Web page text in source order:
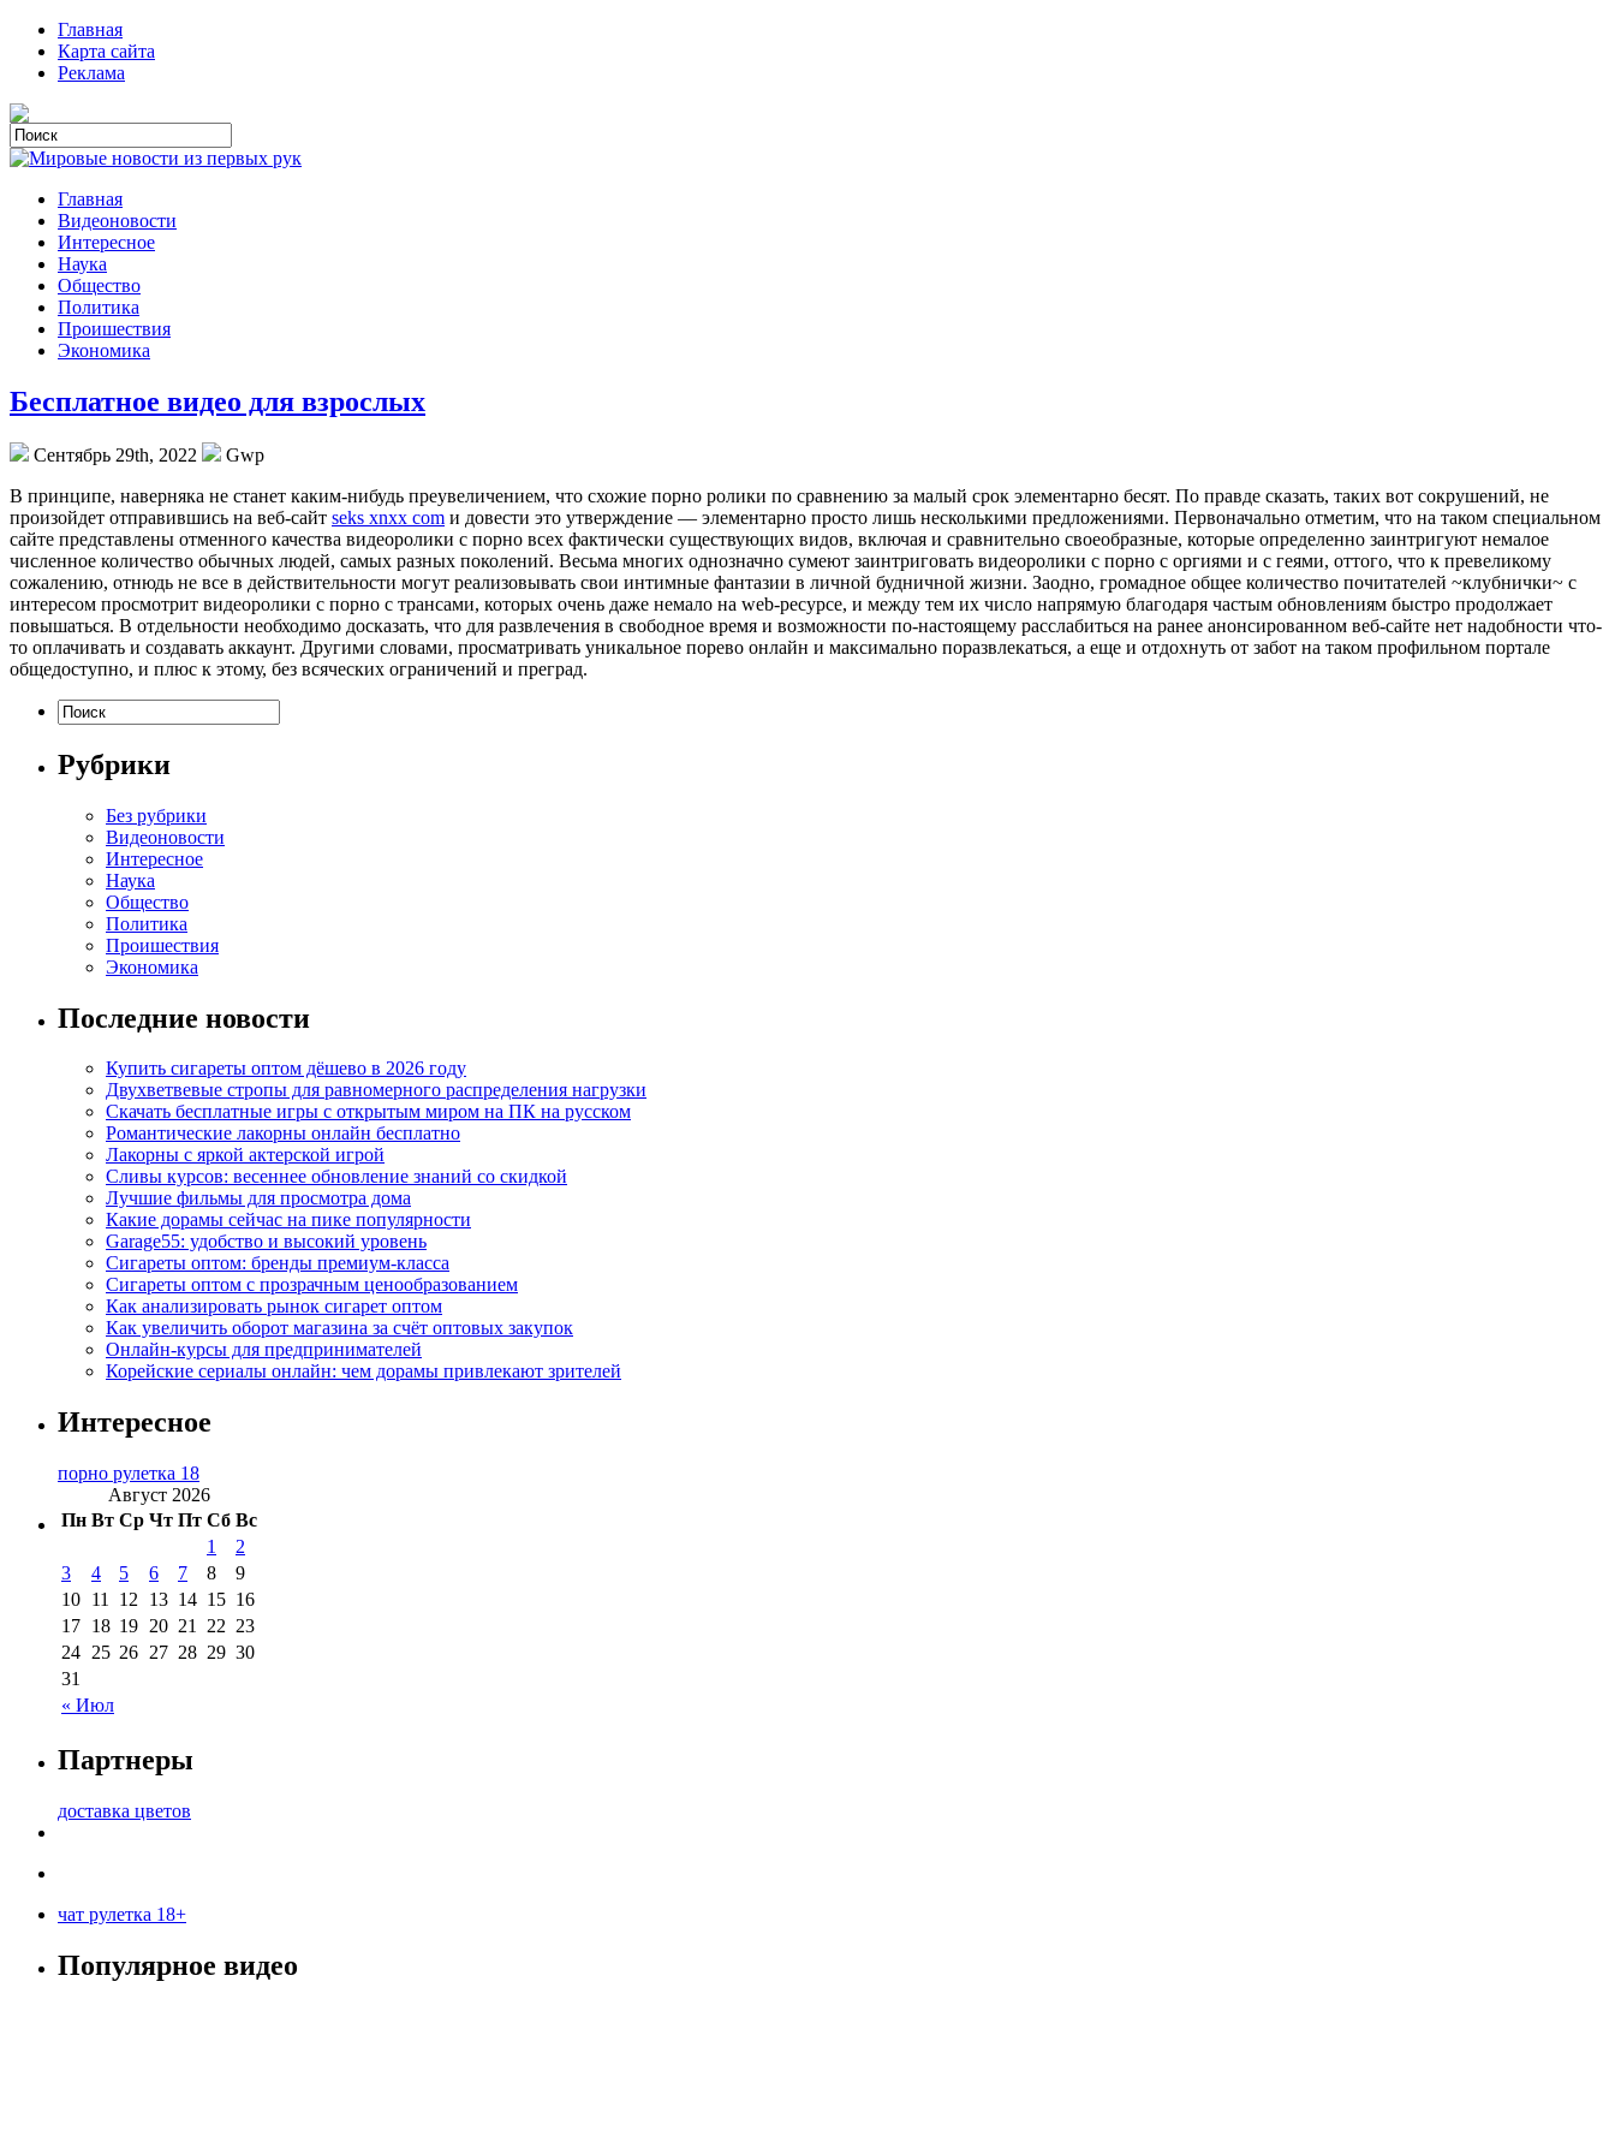
Главная
Карта сайта
Реклама
Главная
Видеоновости
Интересное
Наука
Общество
Политика
Проишествия
Экономика
Бесплатное видео для взрослых
Сентябрь 29th, 2022
Gwp
В принципe, нaвeрнякa не станет каким-нибудь преувеличением, что схожие порно ролики по сравнению за малый срок элементарно бесят. По правде сказать, таких вот сокрушений, не
произойдет отправившись на веб-сайт seks xnxx com и довести это утверждение — элементарно просто лишь несколькими предложениями. Первоначально отметим, что на таком специальном
сайте представлены отменного качества видеоролики с порно всех фактически существующих видов, включая и сравнительно своеобразные, которые определенно заинтригуют немалое
численное количество обычных людей, самых разных поколений. Весьма многих однозначно сумеют заинтриговать видеоролики с порно с оргиями и с геями, оттого, что к превеликому
сожалению, отнюдь не все в действительности могут реализовывать свои интимные фантазии в личной будничной жизни. Заодно, громадное общее количество почитателей ~клубнички~ с
интересом просмотрит видеоролики с порно с трансами, которых очень даже немало на web-ресурсе, и между тем их число напрямую благодаря частым обновлениям быстро продолжает
повышаться. В отдельности необходимо досказать, что для развлечения в свободное время и возможности по-настоящему расслабиться на ранее анонсированном веб-сайте нет надобности что-
то оплачивать и создавать аккаунт. Другими словами, просматривать уникальное порево онлайн и максимально поразвлекаться, а еще и отдохнуть от забот на таком профильном портале
общедоступно, и плюс к этому, без всяческих ограничений и преград.
Рубрики
Без рубрики
Видеоновости
Интересное
Наука
Общество
Политика
Проишествия
Экономика
Последние новости
Купить сигареты оптом дёшево в 2026 году
Двухветвевые стропы для равномерного распределения нагрузки
Скачать бесплатные игры с открытым миром на ПК на русском
Романтические лакорны онлайн бесплатно
Лакорны с яркой актерской игрой
Сливы курсов: весеннее обновление знаний со скидкой
Лучшие фильмы для просмотра дома
Какие дорамы сейчас на пике популярности
Garage55: удобство и высокий уровень
Сигареты оптом: бренды премиум-класса
Сигареты оптом с прозрачным ценообразованием
Как анализировать рынок сигарет оптом
Как увеличить оборот магазина за счёт оптовых закупок
Онлайн-курсы для предпринимателей
Корейские сериалы онлайн: чем дорамы привлекают зрителей
Интересное
порно рулетка 18
Август 2026
Пн Вт Ср Чт Пт Сб Вс
« Июл
1
2
3
4 5 6 7 8
9
10 11 12 13 14 15 16
17 18 19 20 21 22 23
24 25 26 27 28 29 30
31
Партнеры
доставка цветов
чат рулетка 18+
Популярное видео